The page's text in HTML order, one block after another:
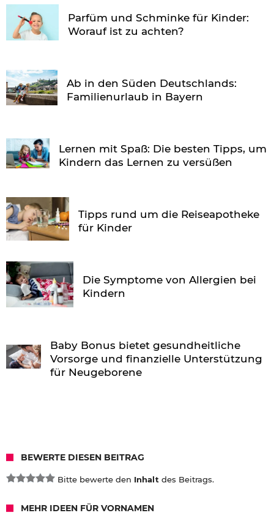
Parfüm und Schminke für Kinder:
Worauf ist zu achten?
Ab in den Süden Deutschlands:
Familienurlaub in Bayern
Lernen mit Spaß: Die besten Tipps, um
Kindern das Lernen zu versüßen
Tipps rund um die Reiseapotheke
für Kinder
Die Symptome von Allergien bei
Kindern
Baby Bonus bietet gesundheitliche
Vorsorge und finanzielle Unterstützung
für Neugeborene
BEWERTE DIESEN BEITRAG
Bitte bewerte den Inhalt des Beitrags.
MEHR IDEEN FÜR VORNAMEN